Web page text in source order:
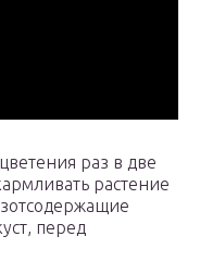
раз в две
растение
перед